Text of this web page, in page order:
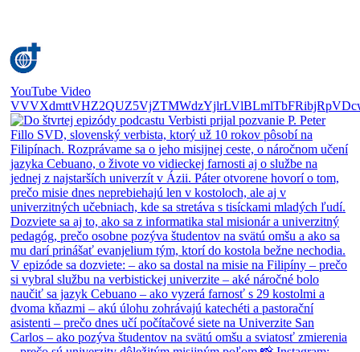
YouTube Video